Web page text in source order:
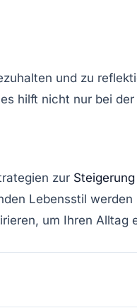
und zu
hilft nicht nur bei
zur Steigerung
Lebensstil
um Ihren